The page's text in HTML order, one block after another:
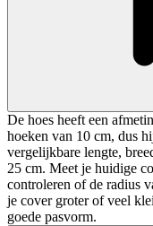
De hoes heeft een
hoeken van 10 cm, dus
vergelijkbare lengte,
25 cm. Meet je huidige
controleren of de radius
je cover groter of veel
goede pasvorm.